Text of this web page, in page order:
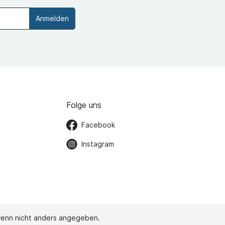
Anmelden
Folge uns
Facebook
Instagram
nicht anders angegeben.